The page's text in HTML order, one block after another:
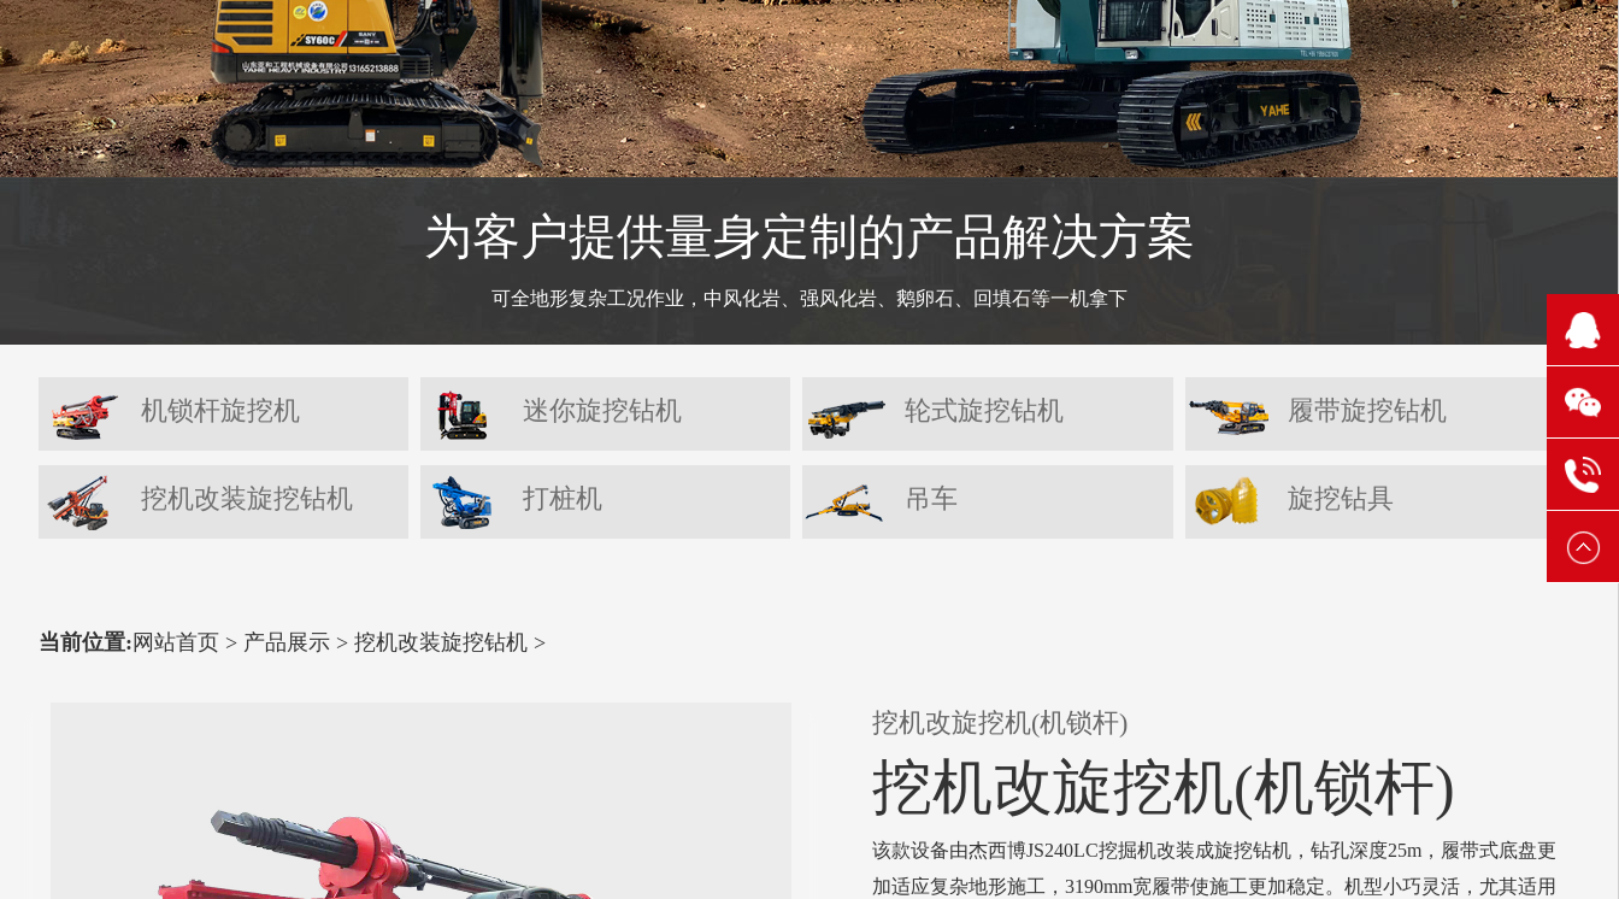
为客户提供量身定制的产品解决方案
可全地形复杂工况作业，中风化岩、强风化岩、鹅卵石、回填石等一机拿下
机锁杆旋挖机 迷你旋挖钻机 轮式旋挖钻机 履带旋挖钻机
挖机改装旋挖钻机 打桩机 吊车 旋挖钻具
当前位置: 网站首页 > 产品展示 > 挖机改装旋挖钻机 >
挖机改旋挖机(机锁杆)
挖机改旋挖机(机锁杆)
该款设备由杰西博JS240LC挖掘机改装成旋挖钻机，钻孔深度25m，履带式底盘更
加适应复杂地形施工，3190mm宽履带使施工更加稳定。机型小巧灵活，尤其适用
210
1106
304
131
6521
3888
131
6521